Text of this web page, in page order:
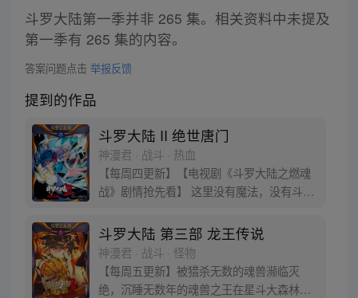
斗罗大陆第一季并非 265 集。相关资料中未提及
第一季有 265 集的内容。
答案问题点击 举报反馈
提到的作品
斗罗大陆 II 绝世唐门
神漫君 · 战斗 · 热血
【每周四更新】【电视剧《斗罗大陆之燃魂
战》剧情抢先看】 这里没有魔法，没有斗
后的斗罗大陆上，唐门式微，一代天骄霍雨
浩横空出世，一切的神奇都将一一展现。 唐
门暗器能否重振雄风，唐门能否重现辉煌，
一切尽绝世唐门！
斗罗大陆 第三部 龙王传说
神漫君 · 战斗 · 怪物
【每周五更新】被猎杀无数的魂兽濒临灭
绝，沉睡无数年的魂兽之王在星斗大森林最